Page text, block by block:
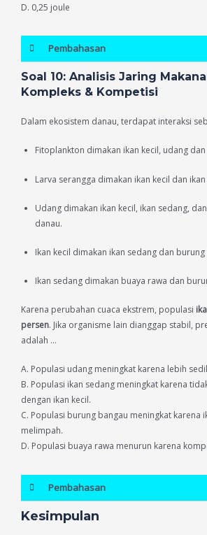
D. 0,25 joule
Pembahasan
Soal 10: Analisis Jaring
Kompleks & Kompetisi
Dalam ekosistem danau, terdapat interaksi
Fitoplankton dimakan ikan kecil, udang
Larva serangga dimakan ikan kecil dan
Udang dimakan ikan kecil, ikan sedang,
danau.
Ikan kecil dimakan ikan sedang dan burung
Ikan sedang dimakan buaya rawa dan
Karena perubahan cuaca ekstrem, populasi
persen. Jika organisme lain dianggap stabil,
adalah …
A. Populasi udang meningkat karena lebih
B. Populasi ikan sedang meningkat karena
dengan ikan kecil.
C. Populasi burung bangau meningkat karena
melimpah.
D. Populasi buaya rawa menurun karena
Pembahasan
Kesimpulan